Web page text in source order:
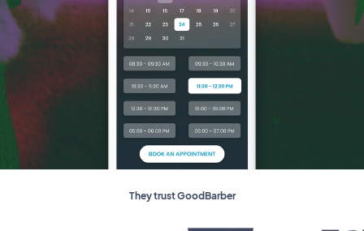
They trust GoodBarber